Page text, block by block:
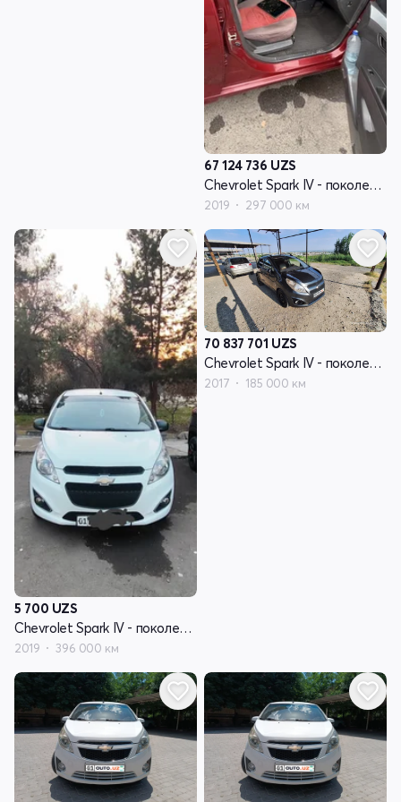
67 124 736 UZS
Chevrolet Spark IV - поколение
2019 297 000 км
5 700 UZS
Chevrolet Spark IV - поколение
2019 396 000 км
70 837 701 UZS
Chevrolet Spark IV - поколение
2017 185 000 км